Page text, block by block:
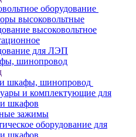
оборудование
высоковольтные
высоковольтное
для ЛЭП
шинопровод
шкафы, шинопровод
и комплектующие для
шкафов
зажимы
оборудование для
шкафов